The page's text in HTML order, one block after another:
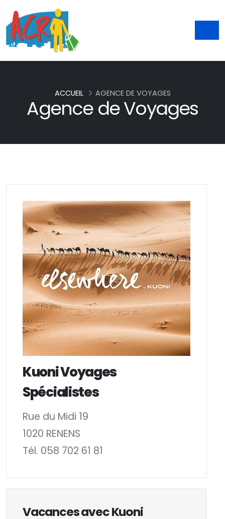
Agence de Voyages
ACCUEIL AGENCE DE VOYAGES
Kuoni Voyages
Spécialistes
Rue du Midi 19
1020 RENENS
Tél. 058 702 61 81
Vacances avec Kuoni